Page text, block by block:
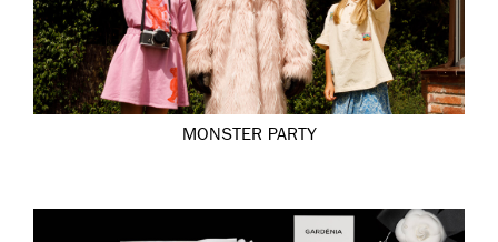
MONSTER PARTY